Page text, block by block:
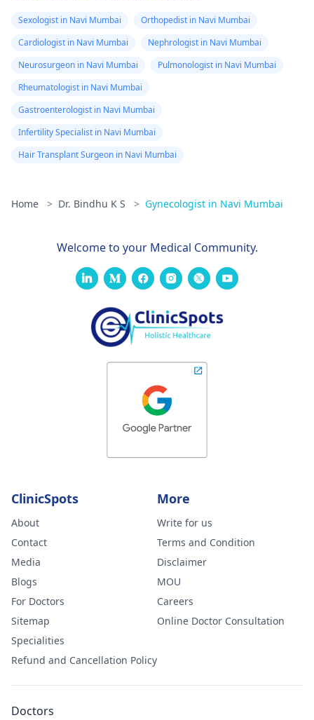
Sexologist in Navi Mumbai
Orthopedist in Navi Mumbai
Cardiologist in Navi Mumbai
Nephrologist in Navi Mumbai
Neurosurgeon in Navi Mumbai
Pulmonologist in Navi Mumbai
Rheumatologist in Navi Mumbai
Gastroenterologist in Navi Mumbai
Infertility Specialist in Navi Mumbai
Hair Transplant Surgeon in Navi Mumbai
Home > Dr. Bindhu K S > Gynecologist in Navi Mumbai
Welcome to your Medical Community.
ClinicSpots
About
Contact
Media
Blogs
For Doctors
Sitemap
Specialities
Refund and Cancellation Policy
More
Write for us
Terms and Condition
Disclaimer
MOU
Careers
Online Doctor Consultation
Doctors